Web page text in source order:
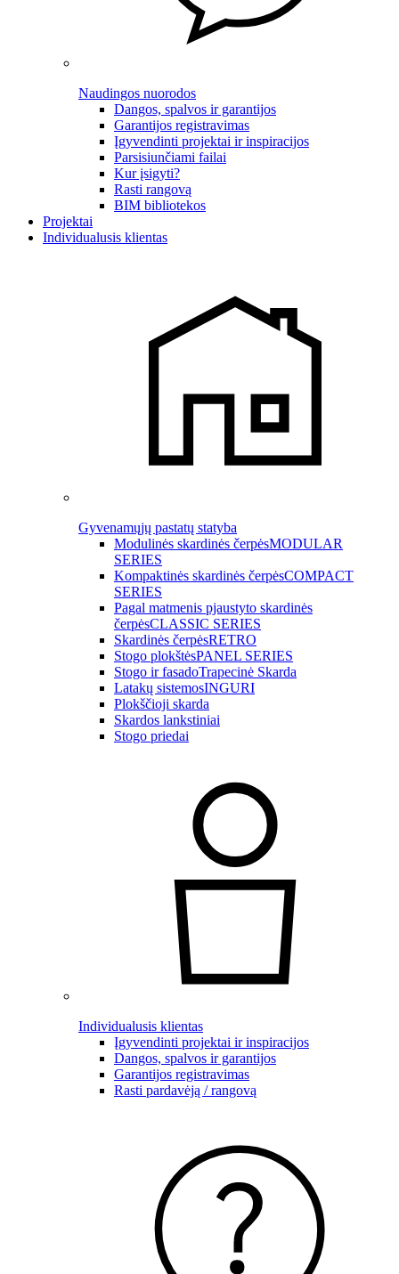
Naudingos nuorodos
Dangos, spalvos ir garantijos
Garantijos registravimas
Įgyvendinti projektai ir inspiracijos
Parsisiunčiami failai
Kur įsigyti?
Rasti rangovą
BIM bibliotekos
Projektai
Individualusis klientas
Gyvenamųjų pastatų statyba
Modulinės skardinės čerpėsMODULAR
SERIES
Kompaktinės skardinės čerpėsCOMPACT
SERIES
Pagal matmenis pjaustyto skardinės
čerpėsCLASSIC SERIES
Skardinės čerpėsRETRO
Stogo plokštėsPANEL SERIES
Stogo ir fasadoTrapecinė Skarda
Latakų sistemosINGURI
Plokščioji skarda
Skardos lankstiniai
Stogo priedai
Individualusis klientas
Įgyvendinti projektai ir inspiracijos
Dangos, spalvos ir garantijos
Garantijos registravimas
Rasti pardavėją / rangovą